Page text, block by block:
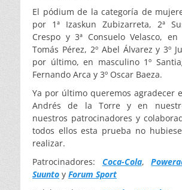
El pódium de la categoría de
por 1ª Izaskun Zubizarreta, 2ª
Crespo y 3ª Consuelo Velasco, en
Tomás Pérez, 2º Abel Álvarez y 3º
por último, en masculino 1º
Fernando Arca y 3º Oscar Baeza.
Ya por último queremos agradecer
Andrés de la Torre y en
nuestros patrocinadores y
todos ellos esta prueba no
realizar.
Patrocinadores: Coca-Cola,
Suunto y Forum Sport